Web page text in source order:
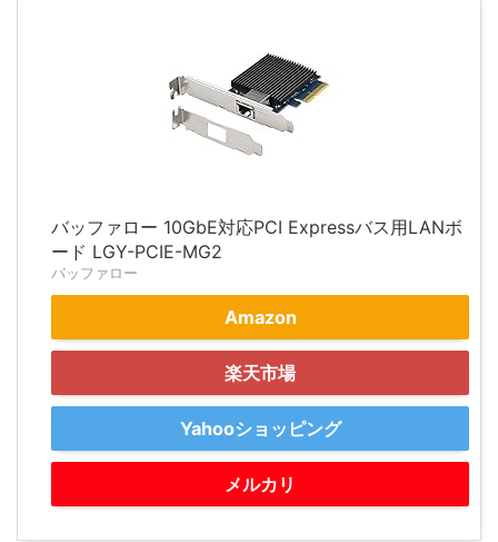
バッファロー 10GbE対応PCI Expressバス用LANボ
ード LGY-PCIE-MG2
バッファロー
Amazon
楽天市場
Yahooショッピング
メルカリ